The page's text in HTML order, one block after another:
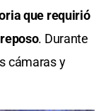
que requirió
. Durante
cámaras y